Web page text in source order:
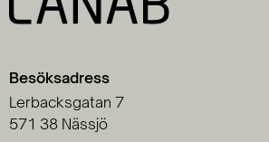
Besöksadress
Lerbacksgatan 7
571 38 Nässjö